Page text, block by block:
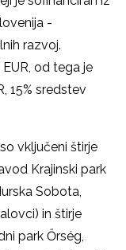
-
razvoj.
od tega je
15% sredstev
vključeni štirje
Krajinski park
Sobota,
in štirje
park Őrség,